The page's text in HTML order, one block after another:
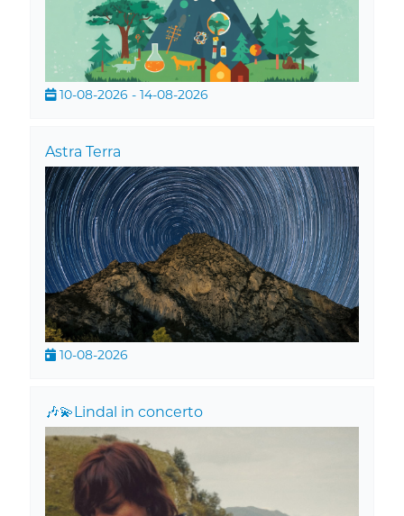
10-08-2026 - 14-08-2026
Astra Terra
10-08-2026
🎶💫Lindal in concerto